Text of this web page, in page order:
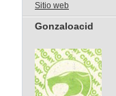
Sitio web
Gonzaloacid